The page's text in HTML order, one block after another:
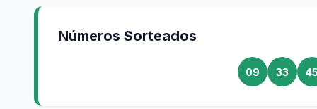
Números Sorteados
09 33 45